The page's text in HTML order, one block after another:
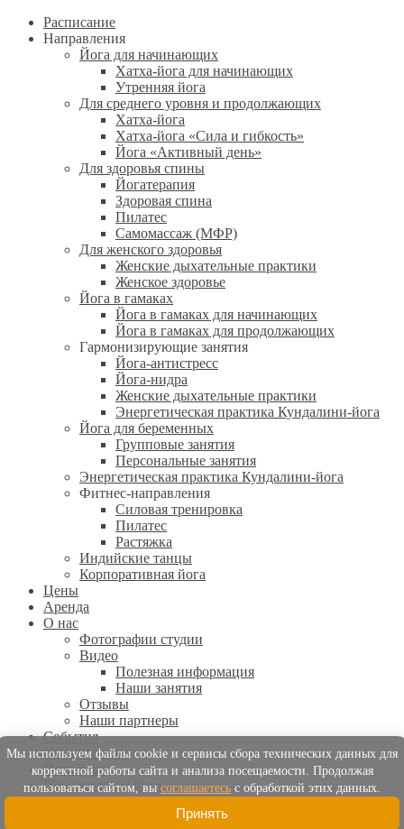
Расписание
Направления
Йога для начинающих
Хатха-йога для начинающих
Утренняя йога
Для среднего уровня и продолжающих
Хатха-йога
Хатха-йога «Сила и гибкость»
Йога «Активный день»
Для здоровья спины
Йогатерапия
Здоровая спина
Пилатес
Самомассаж (МФР)
Для женского здоровья
Женские дыхательные практики
Женское здоровье
Йога в гамаках
Йога в гамаках для начинающих
Йога в гамаках для продолжающих
Гармонизирующие занятия
Йога-антистресс
Йога-нидра
Женские дыхательные практики
Энергетическая практика Кундалини-йога
Йога для беременных
Групповые занятия
Персональные занятия
Энергетическая практика Кундалини-йога
Фитнес-направления
Силовая тренировка
Пилатес
Растяжка
Индийские танцы
Корпоративная йога
Цены
Аренда
О нас
Фотографии студии
Видео
Полезная информация
Наши занятия
Отзывы
Наши партнеры
События
Начинающим
Йога-туры
Персональная йога
Телесные практики
Мы используем файлы cookie и сервисы сбора технических данных для
корректной работы сайта и анализа посещаемости. Продолжая
пользоваться сайтом, вы соглашаетесь с обработкой этих данных.
Принять